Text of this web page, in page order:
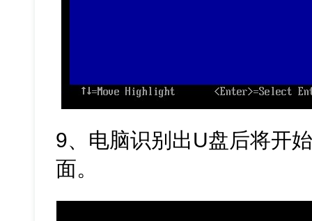
9、电脑识别出U盘后将开
面。